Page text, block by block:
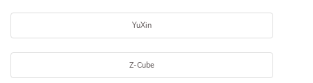
YuXin
Z-Cube